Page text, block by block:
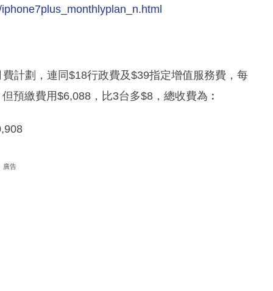
計劃，連同$18行政費及$39指定增值服務費，每
預繳費用$6,088，比3台多$8，總收費為︰
廣告